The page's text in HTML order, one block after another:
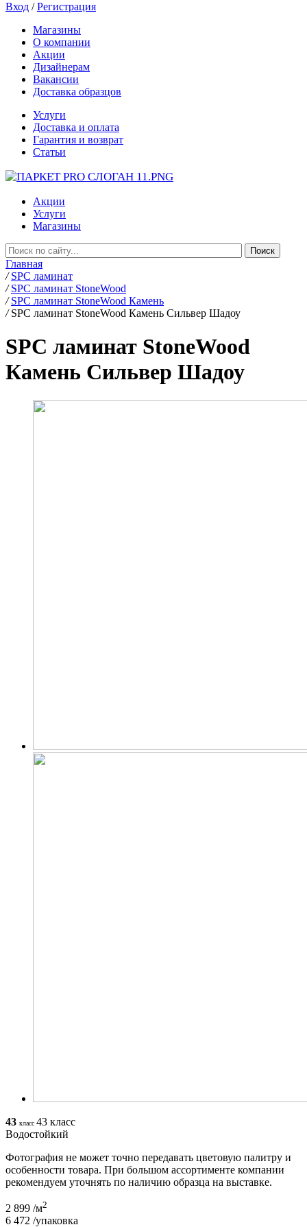
Вход /Регистрация
Магазины
О компании
Акции
Дизайнерам
Вакансии
Доставка образцов
Услуги
Доставка и оплата
Гарантия и возврат
Статьи
Акции
Услуги
Магазины
Главная
/ SPC ламинат
/ SPC ламинат StoneWood
/ SPC ламинат StoneWood Камень
/ SPC ламинат StoneWood Камень Сильвер Шадоу
SPC ламинат StoneWood
Камень Сильвер Шадоу
43 класс 43 класс
Водостойкий
Фотография не может точно передавать цветовую палитру и
особенности товара. При большом ассортименте компании
рекомендуем уточнять по наличию образца на выставке.
2 899 /м2
6 472 /упаковка